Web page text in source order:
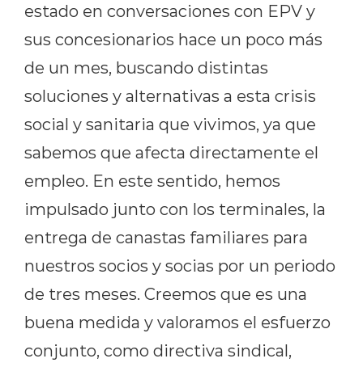
estado en conversaciones con EPV y
sus concesionarios hace un poco más
de un mes, buscando distintas
soluciones y alternativas a esta crisis
social y sanitaria que vivimos, ya que
sabemos que afecta directamente el
empleo. En este sentido, hemos
impulsado junto con los terminales, la
entrega de canastas familiares para
nuestros socios y socias por un periodo
de tres meses. Creemos que es una
buena medida y valoramos el esfuerzo
conjunto, como directiva sindical,